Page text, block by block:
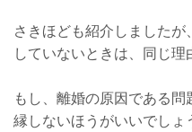
さきほども紹介しました
していないときは、同じ理
もし、離婚の原因である
縁しないほうがいいでしょ